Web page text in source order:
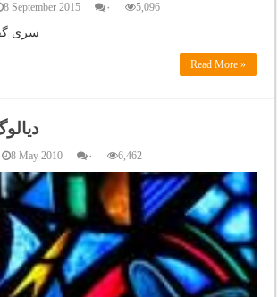
8 September 2015 ۰ 5,096
سری
Read More »
8 May 2010 ۰ 6,462